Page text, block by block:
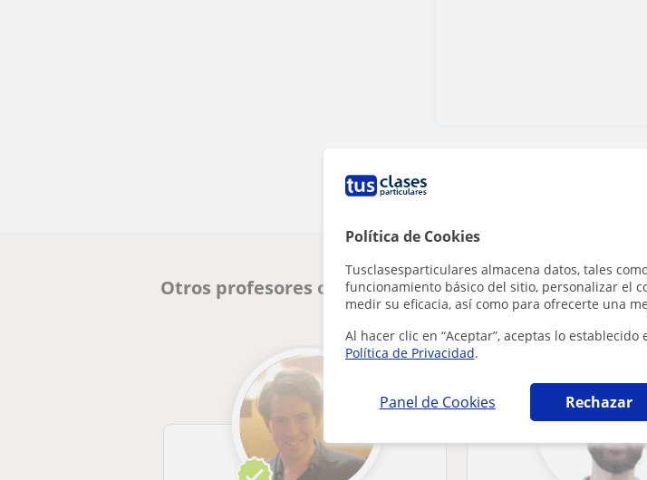
Política de Cookies
Tusclasesparticulares almacena datos, tales
funcionamiento básico del sitio, personalizar el
medir su eficacia, así como para ofrecerte una
Al hacer clic en “Aceptar”, aceptas lo establecido
Política de Privacidad.
Panel de Cookies Rechazar
Otros profesores online de Piano que pueden